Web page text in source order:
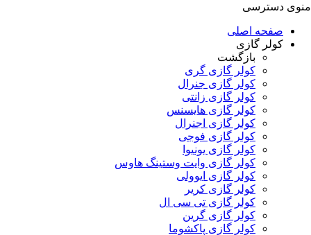
منوی دسترسی
صفحه اصلی
کولر گازی
بازگشت
کولر گازی گری
کولر گازی جنرال
کولر گازی زانتی
کولر گازی هایسنس
کولر گازی اجنرال
کولر گازی فوجی
کولر گازی یونیوا
کولر گازی وایت وستینگ هاوس
کولر گازی ایوولی
کولر گازی کریر
کولر گازی تی سی ال
کولر گازی گرین
کولر گازی پاکشوما